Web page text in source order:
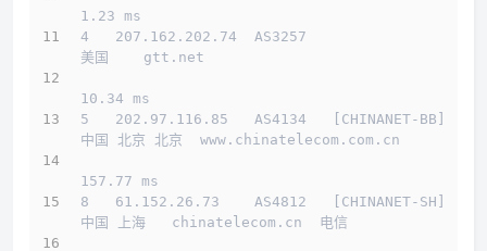
1.23 ms
4   207.162.202.74  AS3257
美国    gtt.net
10.34 ms
5   202.97.116.85   AS4134   [CHINANET-BB]
中国 北京 北京  www.chinatelecom.com.cn
157.77 ms
8   61.152.26.73    AS4812   [CHINANET-SH]
中国 上海   chinatelecom.cn  电信